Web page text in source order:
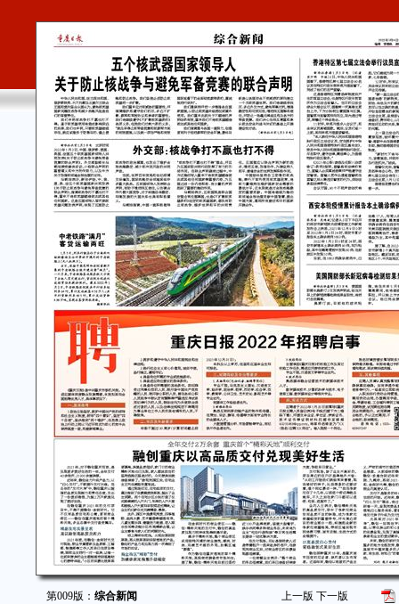
第009版： 综合新闻 上一版 下一版